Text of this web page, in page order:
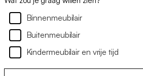
Binnenmeubilair
Buitenmeubilair
Kindermeubilair en vrije tijd